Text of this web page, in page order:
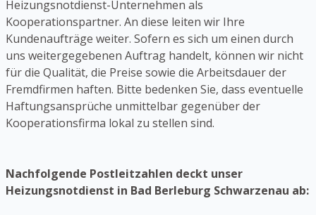
Heizungsnotdienst-Unternehmen als
Kooperationspartner. An diese leiten wir Ihre
Kundenaufträge weiter. Sofern es sich um einen durch
uns weitergegebenen Auftrag handelt, können wir nicht
für die Qualität, die Preise sowie die Arbeitsdauer der
Fremdfirmen haften. Bitte bedenken Sie, dass eventuelle
Haftungsansprüche unmittelbar gegenüber der
Kooperationsfirma lokal zu stellen sind.
Nachfolgende Postleitzahlen deckt unser
Heizungsnotdienst in Bad Berleburg Schwarzenau ab: